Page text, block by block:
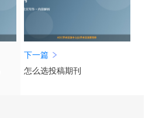
下一篇
怎么选投稿期刊